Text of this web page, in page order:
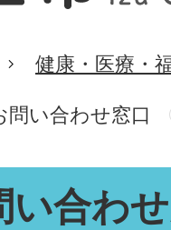
健康・医療・
問い合わせ窓口
い合わ